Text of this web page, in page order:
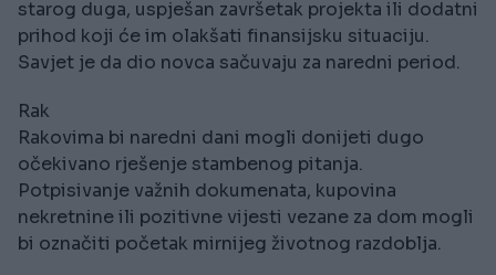
starog duga, uspješan završetak projekta ili dodatni
prihod koji će im olakšati finansijsku situaciju.
Savjet je da dio novca sačuvaju za naredni period.
Rak
Rakovima bi naredni dani mogli donijeti dugo
očekivano rješenje stambenog pitanja.
Potpisivanje važnih dokumenata, kupovina
nekretnine ili pozitivne vijesti vezane za dom mogli
bi označiti početak mirnijeg životnog razdoblja.